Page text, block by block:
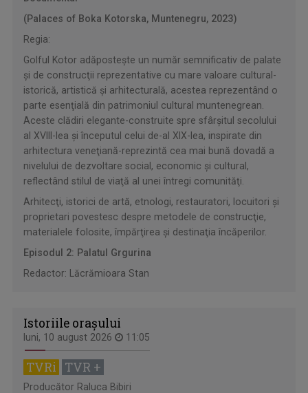
(Palaces of Boka Kotorska, Muntenegru, 2023)
Regia:
Golful Kotor adăposteşte un număr semnificativ de palate
şi de construcţii reprezentative cu mare valoare cultural-
istorică, artistică şi arhitecturală, acestea reprezentând o
parte esenţială din patrimoniul cultural muntenegrean.
Aceste clădiri elegante-construite spre sfârşitul secolului
al XVIII-lea şi începutul celui de-al XIX-lea, inspirate din
arhitectura veneţiană-reprezintă cea mai bună dovadă a
nivelului de dezvoltare social, economic şi cultural,
reflectând stilul de viaţă al unei întregi comunităţi.
Arhitecţi, istorici de artă, etnologi, restauratori, locuitori şi
proprietari povestesc despre metodele de construcţie,
materialele folosite, împărţirea şi destinaţia încăperilor.
Episodul 2: Palatul Grgurina
Redactor: Lăcrămioara Stan
Istoriile oraşului
luni, 10 august 2026 11:05
TVRi TVR +
Producător Raluca Bibiri